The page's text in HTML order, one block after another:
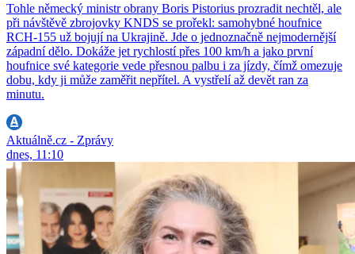
Tohle německý ministr obrany Boris Pistorius prozradit nechtěl, ale
při návštěvě zbrojovky KNDS se prořekl: samohybné houfnice
RCH-155 už bojují na Ukrajině. Jde o jednoznačně nejmodernější
západní dělo. Dokáže jet rychlostí přes 100 km/h a jako první
houfnice své kategorie vede přesnou palbu i za jízdy, čímž omezuje
dobu, kdy ji může zaměřit nepřítel. A vystřelí až devět ran za
minutu.
Aktuálně.cz - Zprávy
dnes, 11:10